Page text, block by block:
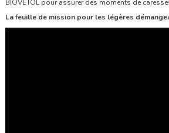
BIOVETOL pour assurer des moments de
La feuille de mission pour les légères